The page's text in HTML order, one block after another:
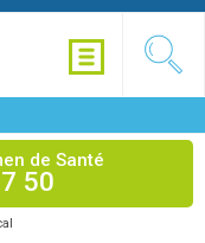
de Santé
50